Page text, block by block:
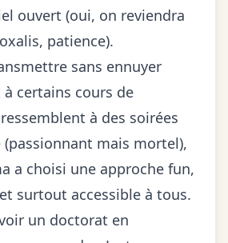
ouvert (oui, on reviendra
patience).
sans ennuyer
certains cours de
à des soirées
(passionnant mais mortel),
a choisi une approche fun,
surtout accessible à tous.
un doctorat en